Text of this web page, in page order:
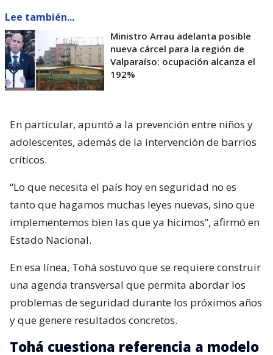
Lee también...
Ministro Arrau adelanta posible
nueva cárcel para la región de
Valparaíso: ocupación alcanza el
192%
En particular, apuntó a la prevención entre niños y
adolescentes, además de la intervención de barrios
críticos.
“Lo que necesita el país hoy en seguridad no es
tanto que hagamos muchas leyes nuevas, sino que
implementemos bien las que ya hicimos”, afirmó en
Estado Nacional.
En esa línea, Tohá sostuvo que se requiere construir
una agenda transversal que permita abordar los
problemas de seguridad durante los próximos años
y que genere resultados concretos.
Tohá cuestiona referencia a modelo